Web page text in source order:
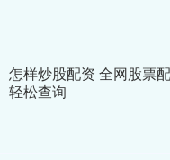
怎样炒股配资 全网股票
轻松查询